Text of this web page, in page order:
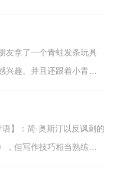
友拿了一个青蛙发条玩具
趣。并且还跟着小青蛙
：简·奥斯汀以反讽刺的
但写作技巧相当熟练。